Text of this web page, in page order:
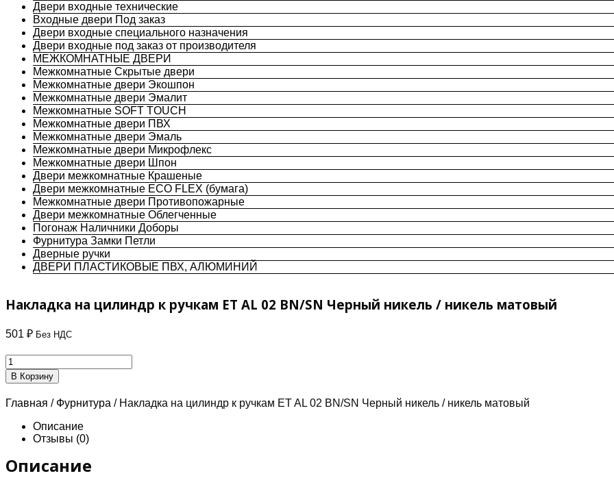
Двери входные технические
Входные двери Под заказ
Двери входные специального назначения
Двери входные под заказ от производителя
МЕЖКОМНАТНЫЕ ДВЕРИ
Межкомнатные Скрытые двери
Межкомнатные двери Экошпон
Межкомнатные двери Эмалит
Межкомнатные SOFT TOUCH
Межкомнатные двери ПВХ
Межкомнатные двери Эмаль
Межкомнатные двери Микрофлекс
Межкомнатные двери Шпон
Двери межкомнатные Крашеные
Двери межкомнатные ECO FLEX (бумага)
Межкомнатные двери Противопожарные
Двери межкомнатные Облегченные
Погонаж Наличники Доборы
Фурнитура Замки Петли
Дверные ручки
ДВЕРИ ПЛАСТИКОВЫЕ ПВХ, АЛЮМИНИЙ
Накладка на цилиндр к ручкам ET AL 02 BN/SN Черный никель / никель матовый
501 ₽ Без НДС
Количество
товара
Накладка
на
цилиндр
ручкам
AL
02
В Корзину
Главная / Фурнитура / Накладка на цилиндр к ручкам ET AL 02 BN/SN Черный никель / никель матовый
Описание
Отзывы (0)
Описание